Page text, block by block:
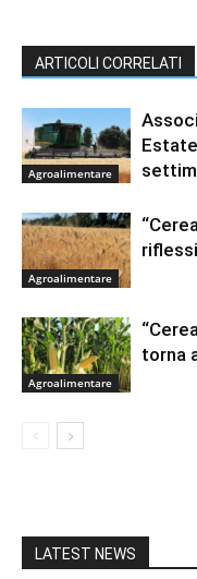
ARTICOLI CORRELATI
Agroalimentare
Agroalimentare
Agroalimentare
torna
LATEST NEWS